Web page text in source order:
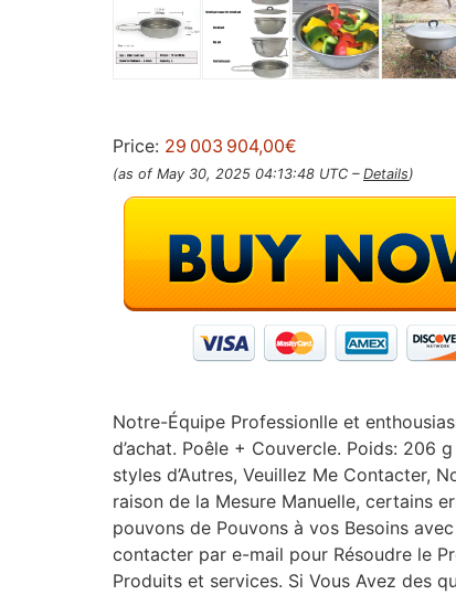
Price: 29 003 904,00€
(as of May 30, 2025 04:13:48 UTC – Details)
Notre-Équipe Professionlle et
d’achat. Poêle + Couvercle. Poids: 206
styles d’Autres, Veuillez Me Contacter,
raison de la Mesure Manuelle, certains
pouvons de Pouvons à vos Besoins
contacter par e-mail pour Résoudre le
Produits et services. Si Vous Avez des